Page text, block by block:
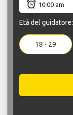
Età del guidatore:
18 - 29